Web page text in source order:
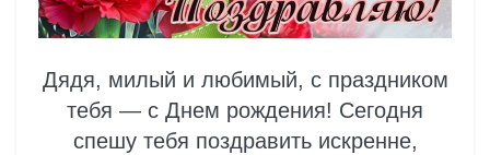
Дядя, милый и любимый, с праздником
тебя — с Днем рождения! Сегодня
спешу тебя поздравить искренне,